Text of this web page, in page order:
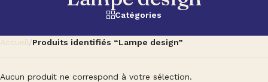
Catégories
Accueil/Produits identifiés “Lampe design”
Aucun produit ne correspond à votre sélection.